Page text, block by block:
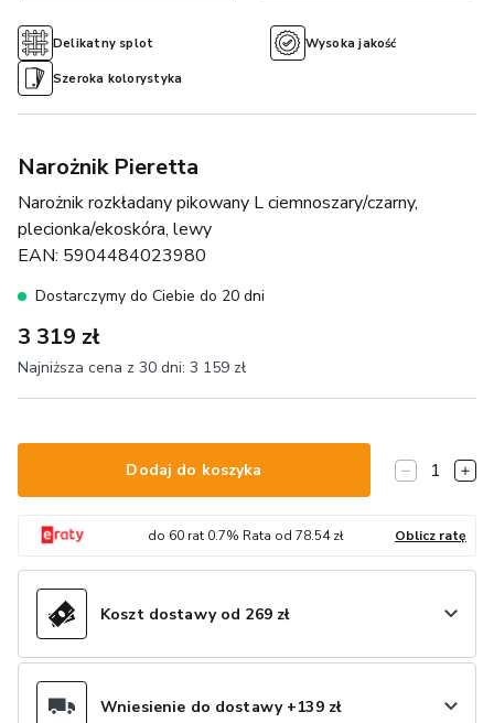
Narożnik Pieretta
Narożnik rozkładany pikowany L ciemnoszary/czarny,
plecionka/ekoskóra, lewy
EAN: 5904484023980
Dostarczymy do Ciebie do 20 dni
3 319 zł
Najniższa cena z 30 dni: 3 159 zł
Delikatny splot Wysoka jakość
Szeroka kolorystyka
Dodaj do koszyka 1
do 60 rat 0.7% Rata od 78.54zł Oblicz ratę
Koszt dostawy od 269 zł
Wniesienie do dostawy +139 zł